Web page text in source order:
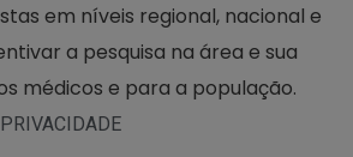
em níveis regional, nacional e
a pesquisa na área e sua
médicos e para a população.